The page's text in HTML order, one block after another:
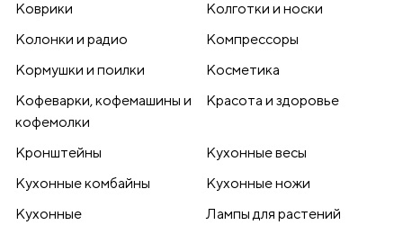
Коврики
Колготки и носки
Колонки и радио
Компрессоры
Кормушки и поилки
Косметика
Кофеварки, кофемашины и
кофемолки
Красота и здоровье
Кронштейны
Кухонные весы
Кухонные комбайны
Кухонные ножи
Кухонные
Лампы для растений